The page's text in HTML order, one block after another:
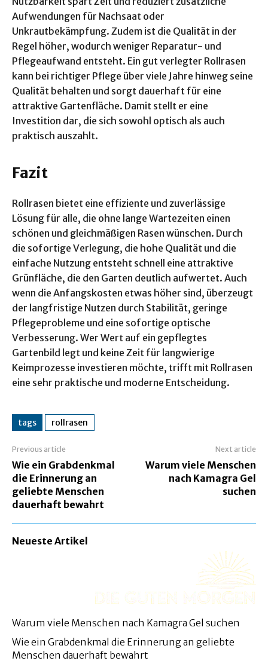
Aufwendungen für Nachsaat oder
Unkrautbekämpfung. Zudem ist die Qualität in der
Regel höher, wodurch weniger Reparatur- und
Pflegeaufwand entsteht. Ein gut verlegter Rollrasen
kann bei richtiger Pflege über viele Jahre hinweg seine
Qualität behalten und sorgt dauerhaft für eine
attraktive Gartenfläche. Damit stellt er eine
Investition dar, die sich sowohl optisch als auch
praktisch auszahlt.
Fazit
Rollrasen bietet eine effiziente und zuverlässige
Lösung für alle, die ohne lange Wartezeiten einen
schönen und gleichmäßigen Rasen wünschen. Durch
die sofortige Verlegung, die hohe Qualität und die
einfache Nutzung entsteht schnell eine attraktive
Grünfläche, die den Garten deutlich aufwertet. Auch
wenn die Anfangskosten etwas höher sind, überzeugt
der langfristige Nutzen durch Stabilität, geringe
Pflegeprobleme und eine sofortige optische
Verbesserung. Wer Wert auf ein gepflegtes
Gartenbild legt und keine Zeit für langwierige
Keimprozesse investieren möchte, trifft mit Rollrasen
eine sehr praktische und moderne Entscheidung.
tags rollrasen
Previous article
Wie ein Grabdenkmal
die Erinnerung an
geliebte Menschen
dauerhaft bewahrt
Next article
Warum viele Menschen
nach Kamagra Gel
suchen
Neueste Artikel
Warum viele Menschen nach Kamagra Gel suchen
Wie ein Grabdenkmal die Erinnerung an geliebte
Menschen dauerhaft bewahrt